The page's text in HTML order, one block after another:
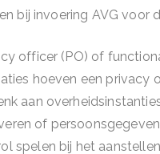
bij invoering AVG voor
officer (PO) of
hoeven een
aan
of
spelen bij het